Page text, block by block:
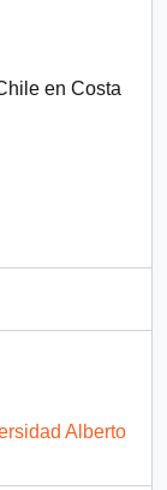
en Costa
Alberto